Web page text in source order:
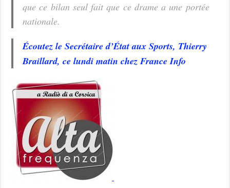
que ce bilan seul fait que ce drame a une portée
nationale.
Écoutez le Secrétaire d’État aux Sports, Thierry
Braillard, ce lundi matin chez France Info